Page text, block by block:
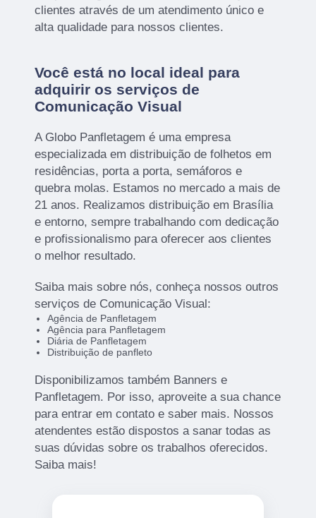
clientes através de um atendimento único e
alta qualidade para nossos clientes.
Você está no local ideal para
adquirir os serviços de
Comunicação Visual
A Globo Panfletagem é uma empresa
especializada em distribuição de folhetos em
residências, porta a porta, semáforos e
quebra molas. Estamos no mercado a mais de
21 anos. Realizamos distribuição em Brasília
e entorno, sempre trabalhando com dedicação
e profissionalismo para oferecer aos clientes
o melhor resultado.
Saiba mais sobre nós, conheça nossos outros
serviços de Comunicação Visual:
Agência de Panfletagem
Agência para Panfletagem
Diária de Panfletagem
Distribuição de panfleto
Disponibilizamos também Banners e
Panfletagem. Por isso, aproveite a sua chance
para entrar em contato e saber mais. Nossos
atendentes estão dispostos a sanar todas as
suas dúvidas sobre os trabalhos oferecidos.
Saiba mais!